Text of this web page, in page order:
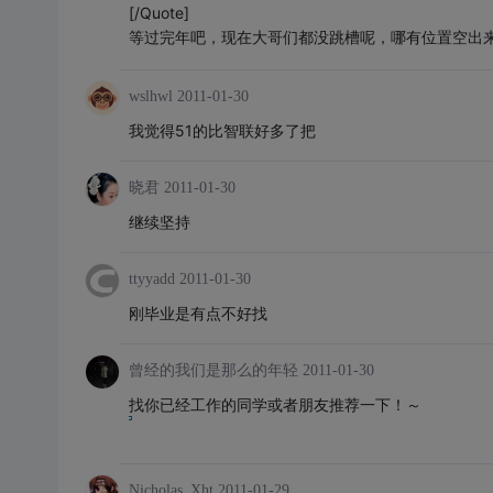
[/Quote]
等过完年吧，现在大哥们都没跳槽呢，哪有位置空出
wslhwl 2011-01-30
我觉得51的比智联好多了把
晓君 2011-01-30
继续坚持
ttyyadd 2011-01-30
刚毕业是有点不好找
曾经的我们是那么的年轻 2011-01-30
找你已经工作的同学或者朋友推荐一下！～